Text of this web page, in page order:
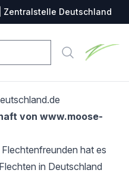
Zentralstelle Deutschland
Suche
von www.moose-
hat es
in Deutschland